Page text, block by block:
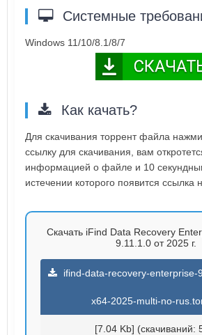
Системные
Windows 11/10/8.1/8/7
Как качать?
Для скачивания торрент файла
ссылку для скачивания, вам
информацией о файле и 10
истечении которого появится ссылка
Скачать iFind Data Recovery
9.11.1.0 от 2025 г.
ifind-data-recovery-enterprise-
x64-2025-multi-no-
[7.04 Kb] (cкачиваний: